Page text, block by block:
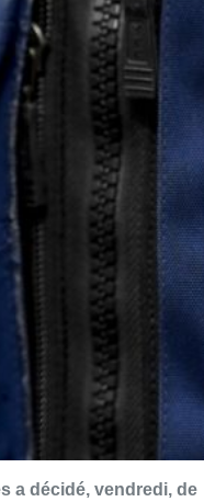
a décidé, vendredi, de